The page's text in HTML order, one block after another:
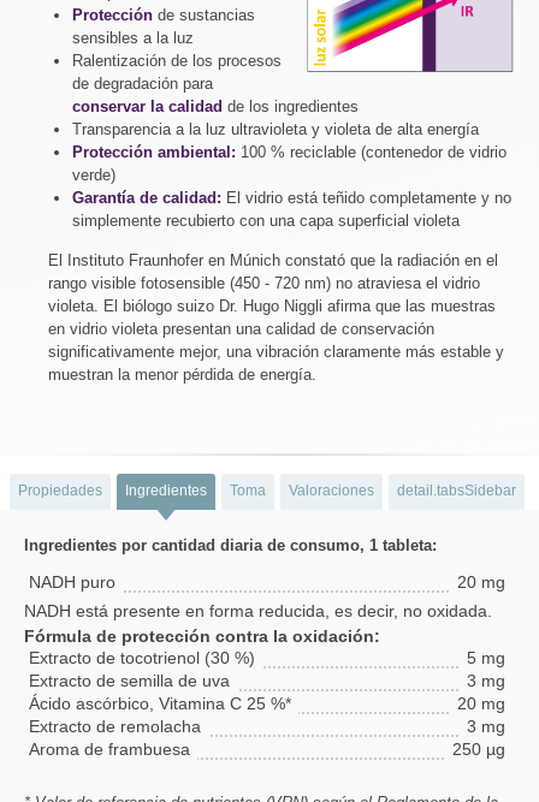
Protección de sustancias
sensibles a la luz
Ralentización de los procesos
de degradación para
conservar la calidad de los ingredientes
Transparencia a la luz ultravioleta y violeta de alta energía
Protección ambiental: 100 % reciclable (contenedor de vidrio
verde)
Garantía de calidad: El vidrio está teñido completamente y no
simplemente recubierto con una capa superficial violeta
El Instituto Fraunhofer en Múnich constató que la radiación en el
rango visible fotosensible (450 - 720 nm) no atraviesa el vidrio
violeta. El biólogo suizo Dr. Hugo Niggli afirma que las muestras
en vidrio violeta presentan una calidad de conservación
significativamente mejor, una vibración claramente más estable y
muestran la menor pérdida de energía.
Propiedades Ingredientes Toma Valoraciones detail.tabsSidebar
Ingredientes por cantidad diaria de consumo, 1 tableta:
NADH puro
20 mg
NADH está presente en forma reducida, es decir, no oxidada.
Fórmula de protección contra la oxidación:
Extracto de tocotrienol (30 %)
5 mg
Extracto de semilla de uva
3 mg
Ácido ascórbico, Vitamina C 25 %*
20 mg
Extracto de remolacha
3 mg
Aroma de frambuesa
250 µg